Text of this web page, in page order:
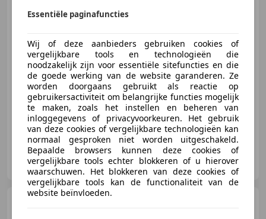
€ 13.895
08/2016 148.948 km Benzine 140 kW (190 PK)
Autoveen
NL-4264 AJ VEEN
Essentiële paginafuncties
Wij of deze aanbieders gebruiken cookies of
vergelijkbare tools en technologieën die
noodzakelijk zijn voor essentiële sitefuncties en die
de goede werking van de website garanderen. Ze
worden doorgaans gebruikt als reactie op
gebruikersactiviteit om belangrijke functies mogelijk
te maken, zoals het instellen en beheren van
inloggegevens of privacyvoorkeuren. Het gebruik
van deze cookies of vergelijkbare technologieën kan
normaal gesproken niet worden uitgeschakeld.
Bepaalde browsers kunnen deze cookies of
vergelijkbare tools echter blokkeren of u hierover
waarschuwen. Het blokkeren van deze cookies of
vergelijkbare tools kan de functionaliteit van de
website beïnvloeden.